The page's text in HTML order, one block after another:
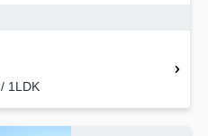
1LDK